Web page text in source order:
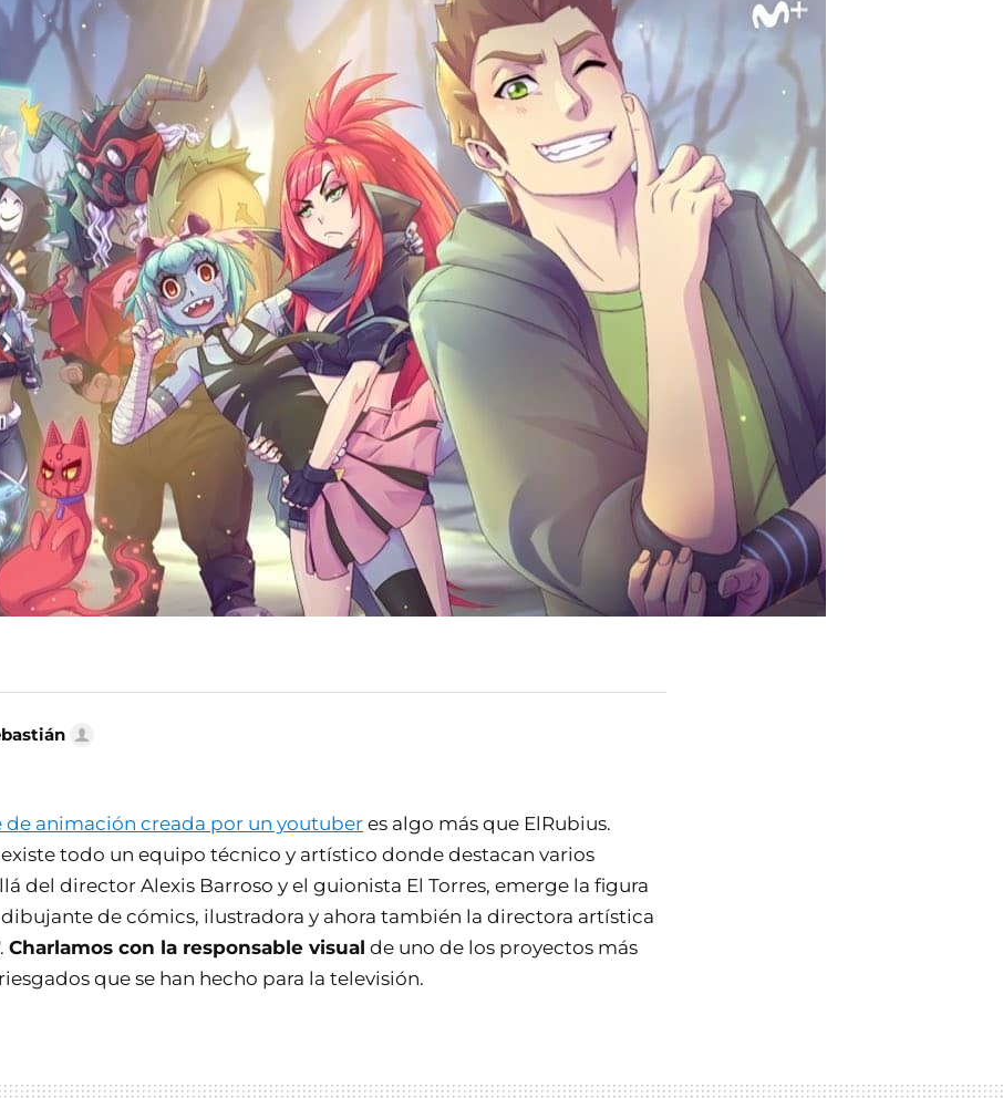
de animación creada por un youtuber es algo más que ElRubius.
todo un equipo técnico y artístico donde destacan varios
del director Alexis Barroso y el guionista El Torres, emerge la figura
dibujante de cómics, ilustradora y ahora también la directora artística
Charlamos con la responsable visual de uno de los proyectos más
que se han hecho para la televisión.